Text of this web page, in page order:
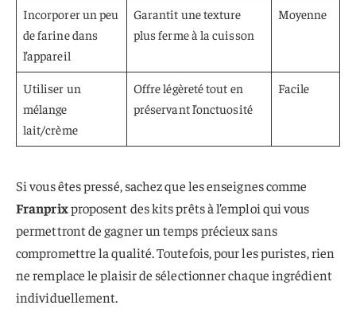
Incorporer un peu
de farine dans
l’appareil
Garantit une texture
plus ferme à la cuisson
Moyenne
Utiliser un
mélange
lait/crème
Offre légèreté tout en
préservant l’onctuosité
Facile
Si vous êtes pressé, sachez que les enseignes comme
Franprixproposent des kits prêts à l’emploi qui vous
permettront de gagner un temps précieux sans
compromettre la qualité. Toutefois, pour les puristes, rien
ne remplace le plaisir de sélectionner chaque ingrédient
individuellement.